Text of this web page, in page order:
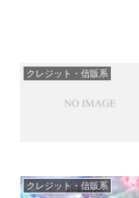
クレジット・信販系
クレジット・信販系